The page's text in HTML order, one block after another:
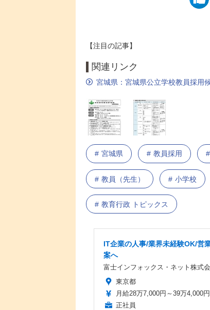
【注目の記事】
関連リンク
宮城県：宮城県公立学校教員採用
宮城県 教員採用
教員（先生） 小学校
教育行政 トピックス
IT企業の人事/業界未経験OK/営
案へ
富士インフォックス・ネット株式
東京都
月給28万7,000円～39万4,000円
正社員